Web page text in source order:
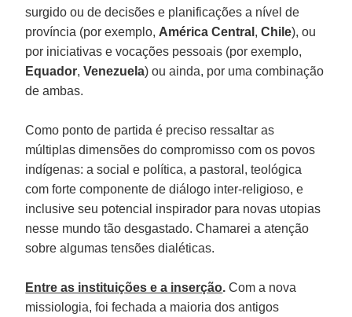
surgido ou de decisões e planificações a nível de
província (por exemplo, América Central ,Chile), ou
por iniciativas e vocações pessoais (por exemplo,
Equador,Venezuela) ou ainda, por uma combinação
de ambas.
Como ponto de partida é preciso ressaltar as
múltiplas dimensões do compromisso com os povos
indígenas: a social e política, a pastoral, teológica
com forte componente de diálogo inter-religioso, e
inclusive seu potencial inspirador para novas utopias
nesse mundo tão desgastado. Chamarei a atenção
sobre algumas tensões dialéticas.
Entre as instituições e a inserção. Com a nova
missiologia, foi fechada a maioria dos antigos